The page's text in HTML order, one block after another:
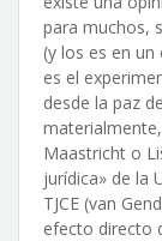
para muchos,
(y los es en
es el
desde la paz
Maastricht o
jurídica» de la
TJCE (van
efecto directo